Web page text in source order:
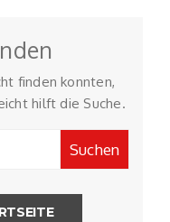
finden konnten,
hilft die Suche.